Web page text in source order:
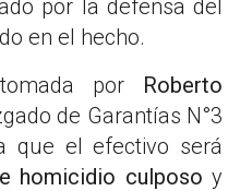
por la defensa del
en el hecho.
por Roberto
de Garantías N°3
que el efectivo será
homicidio culposo y